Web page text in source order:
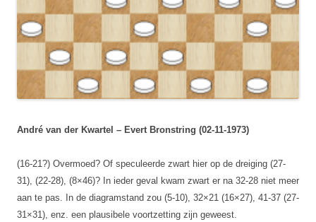
André van der Kwartel – Evert Bronstring (02-11-1973)
(16-21?) Overmoed? Of speculeerde zwart hier op de dreiging (27-
31), (22-28), (8×46)? In ieder geval kwam zwart er na 32-28 niet meer
aan te pas. In de diagramstand zou (5-10), 32×21 (16×27), 41-37 (27-
31×31), enz. een plausibele voortzetting zijn geweest.